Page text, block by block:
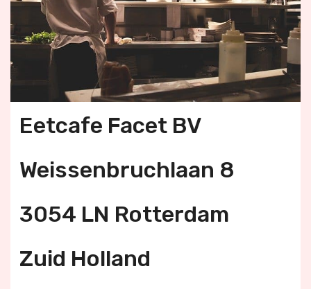
Eetcafe Facet BV
Weissenbruchlaan 8
3054 LN Rotterdam
Zuid Holland